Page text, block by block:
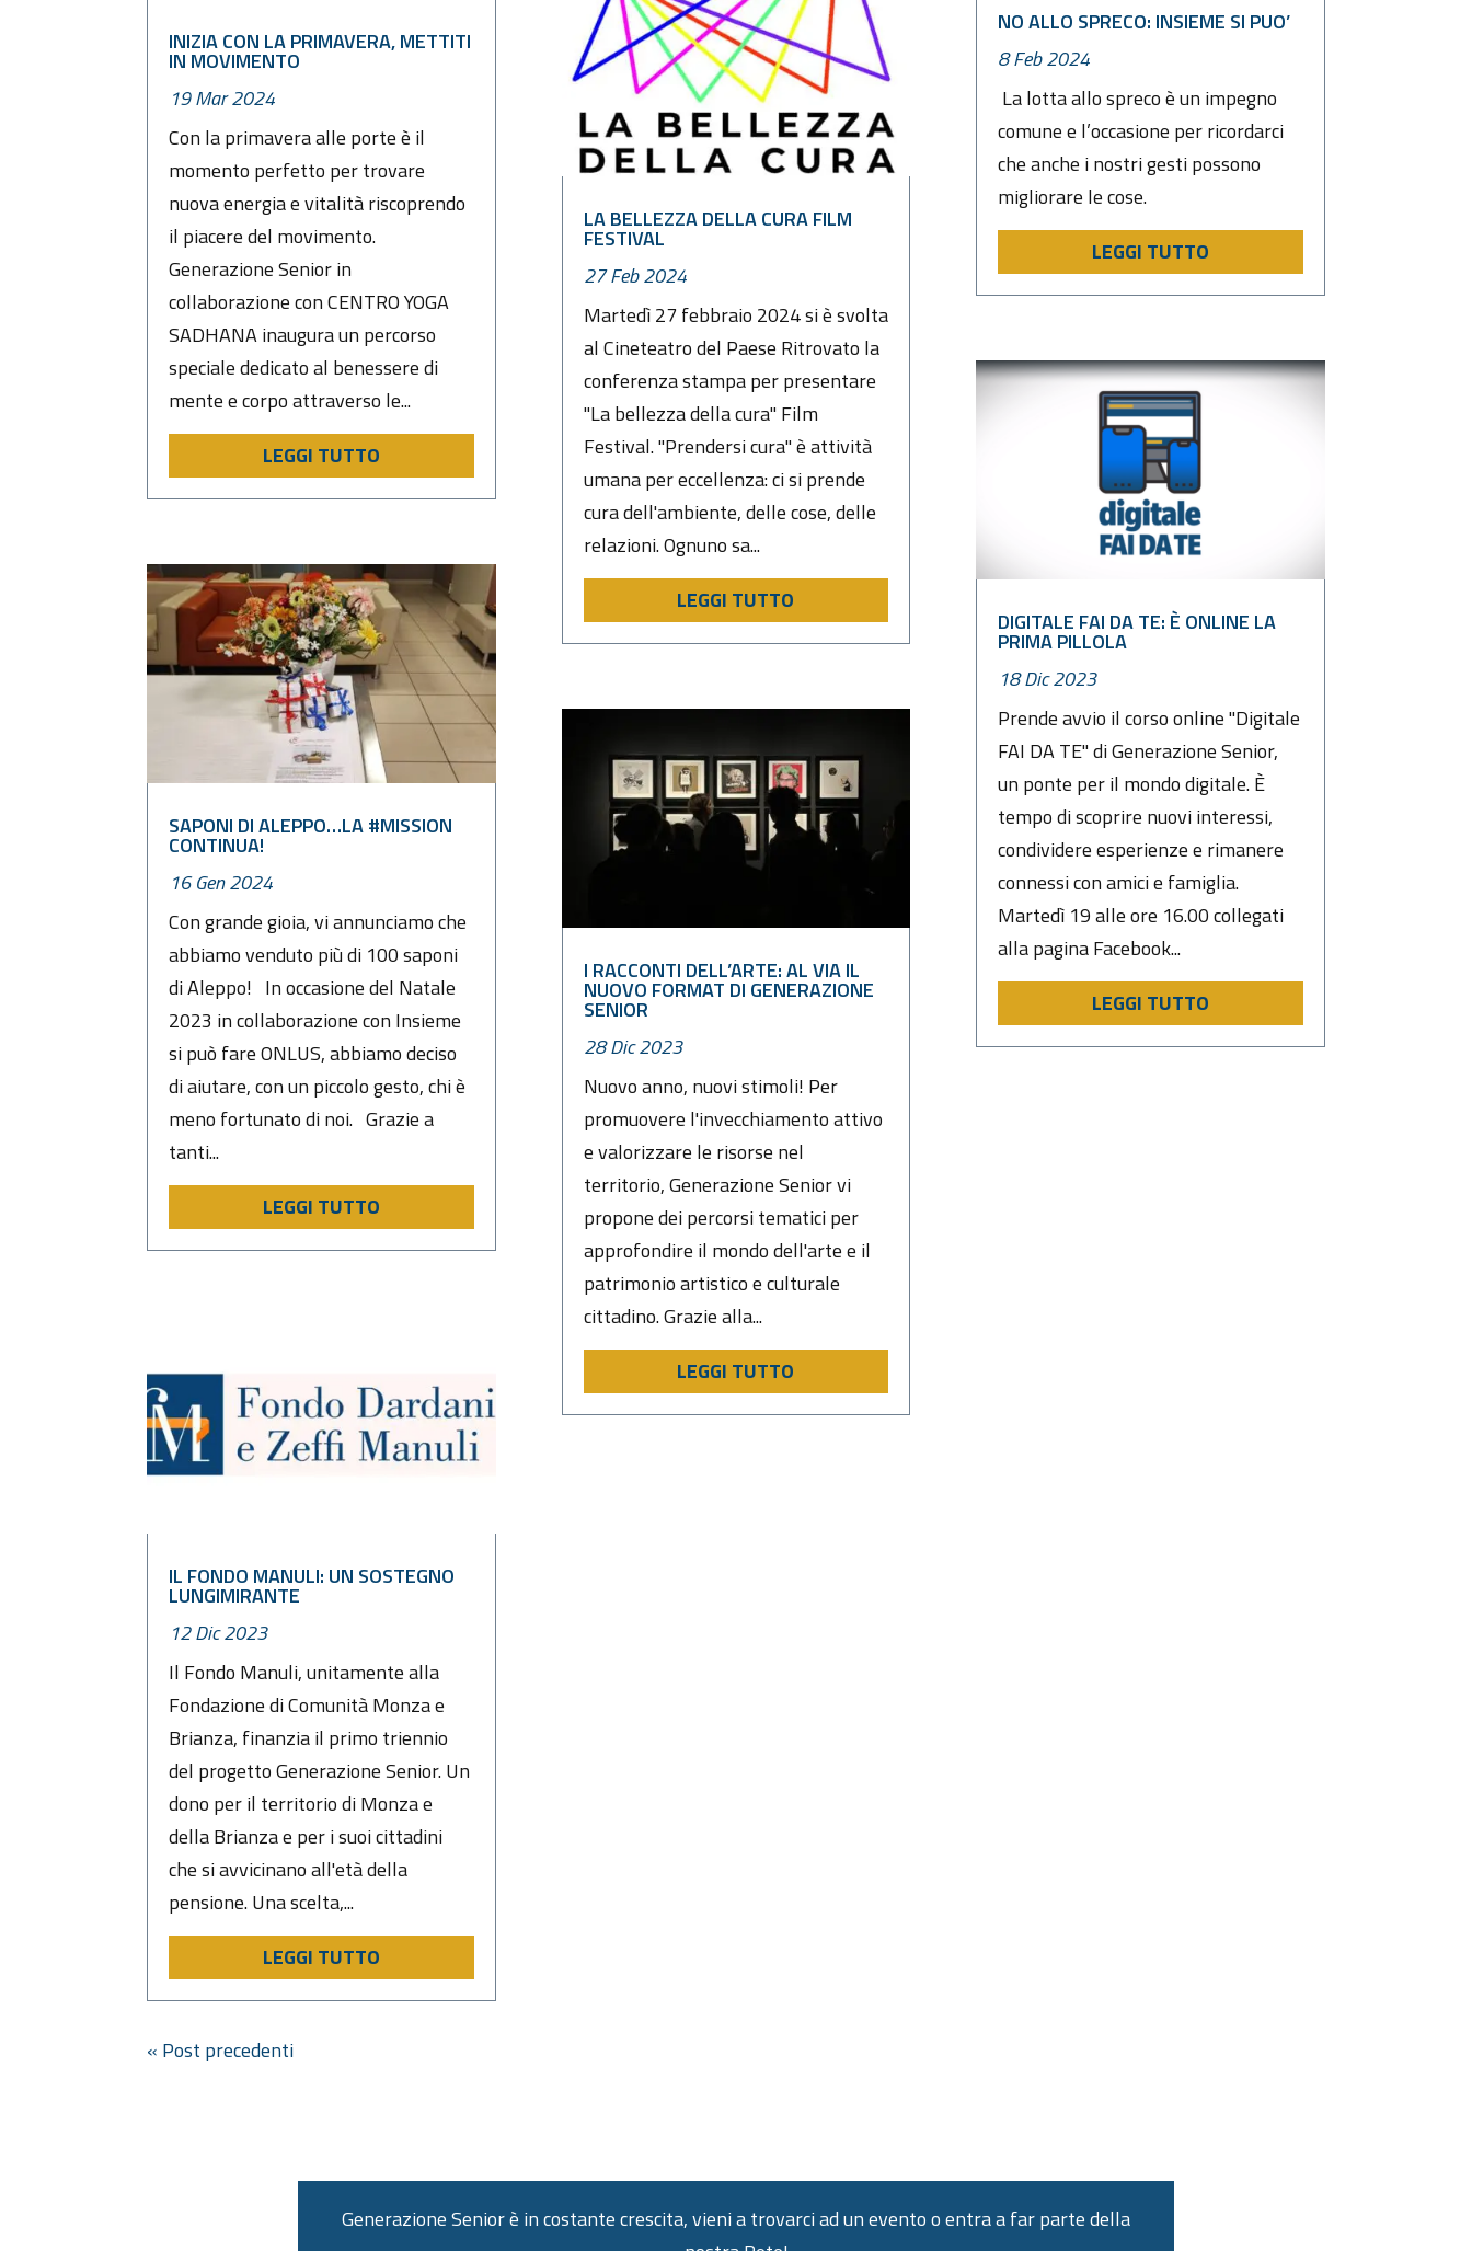
INIZIA CON LA PRIMAVERA, METTITI
IN MOVIMENTO
19 Mar 2024
Con la primavera alle porte è il
momento perfetto per trovare
nuova energia e vitalità riscoprendo
il piacere del movimento.
Generazione Senior in
collaborazione con CENTRO YOGA
SADHANA inaugura un percorso
speciale dedicato al benessere di
mente e corpo attraverso le...
LEGGI TUTTO
SAPONI DI ALEPPO…LA #MISSION
CONTINUA!
16 Gen 2024
Con grande gioia, vi annunciamo che
abbiamo venduto più di 100 saponi
di Aleppo! In occasione del Natale
2023 in collaborazione con Insieme
si può fare ONLUS, abbiamo deciso
di aiutare, con un piccolo gesto, chi è
meno fortunato di noi. Grazie a
tanti...
LEGGI TUTTO
IL FONDO MANULI: UN SOSTEGNO
LUNGIMIRANTE
12 Dic 2023
Il Fondo Manuli, unitamente alla
Fondazione di Comunità Monza e
Brianza, finanzia il primo triennio
del progetto Generazione Senior. Un
dono per il territorio di Monza e
della Brianza e per i suoi cittadini
che si avvicinano all'età della
pensione. Una scelta,...
LEGGI TUTTO
LA BELLEZZA DELLA CURA FILM
FESTIVAL
27 Feb 2024
Martedì 27 febbraio 2024 si è svolta
al Cineteatro del Paese Ritrovato la
conferenza stampa per presentare
"La bellezza della cura" Film
Festival. "Prendersi cura" è attività
umana per eccellenza: ci si prende
cura dell'ambiente, delle cose, delle
relazioni. Ognuno sa...
LEGGI TUTTO
I RACCONTI DELL’ARTE: AL VIA IL
NUOVO FORMAT DI GENERAZIONE
SENIOR
28 Dic 2023
Nuovo anno, nuovi stimoli! Per
promuovere l'invecchiamento attivo
e valorizzare le risorse nel
territorio, Generazione Senior vi
propone dei percorsi tematici per
approfondire il mondo dell'arte e il
patrimonio artistico e culturale
cittadino. Grazie alla...
LEGGI TUTTO
NO ALLO SPRECO: INSIEME SI PUO’
8 Feb 2024
La lotta allo spreco è un impegno
comune e l’occasione per ricordarci
che anche i nostri gesti possono
migliorare le cose.
LEGGI TUTTO
DIGITALE FAI DA TE: È ONLINE LA
PRIMA PILLOLA
18 Dic 2023
Prende avvio il corso online "Digitale
FAI DA TE" di Generazione Senior,
un ponte per il mondo digitale. È
tempo di scoprire nuovi interessi,
condividere esperienze e rimanere
connessi con amici e famiglia.
Martedì 19 alle ore 16.00 collegati
alla pagina Facebook...
LEGGI TUTTO
« Post precedenti
Generazione Senior è in costante crescita, vieni a trovarci ad un evento o entra a far parte della